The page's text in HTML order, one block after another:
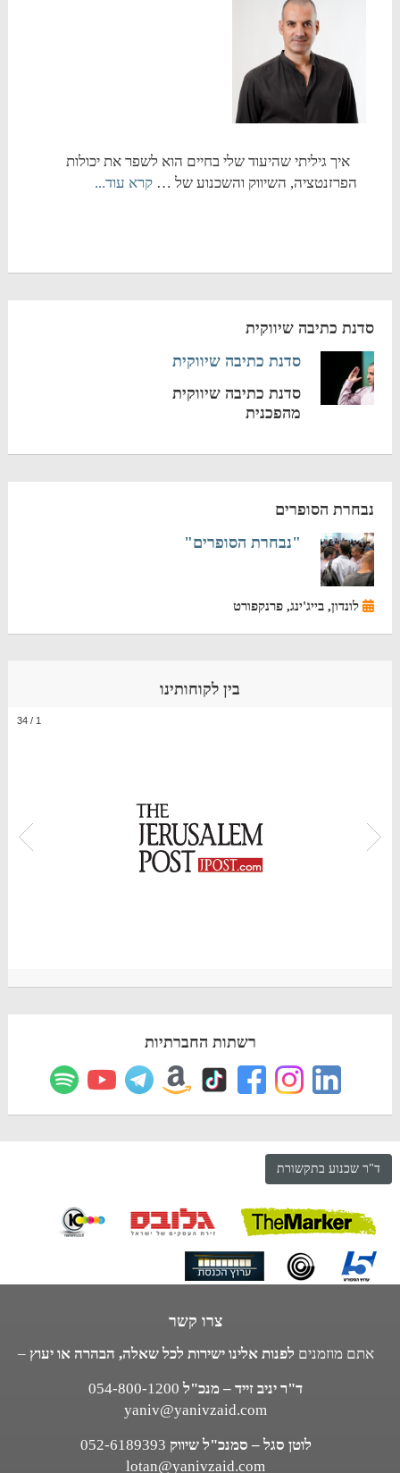
איך גיליתי שהיעוד שלי בחיים הוא לשפר את יכולות
הפרזנטציה, השיווק והשכנוע של … קרא עוד...
סדנת כתיבה שיווקית
סדנת כתיבה שיווקית
סדנת כתיבה שיווקית
מהפכנית
נבחרת הסופרים
"נבחרת הסופרים"
לונדון, בייג'ינג, פרנקפורט
בין לקוחותינו
1
/
34
רשתות החברתיות
ד"ר שכנוע בתקשורת
צרו קשר
אתם מוזמנים לפנות אלינו ישירות לכל שאלה, הבהרה או יעוץ –
ד"ר יניב זייד – מנכ"ל 054-800-1200
yaniv@yanivzaid.com
לוטן סגל – סמנכ"ל שיווק 052-6189393
lotan@yanivzaid.com